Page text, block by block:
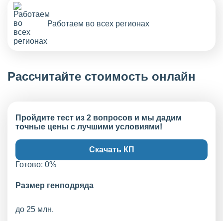
Работаем во всех регионах
Рассчитайте стоимость онлайн
Пройдите тест из 2 вопросов и мы дадим
точные цены с лучшими условиями!
Скачать КП
Готово: 0%
Размер генподряда
до 25 млн.